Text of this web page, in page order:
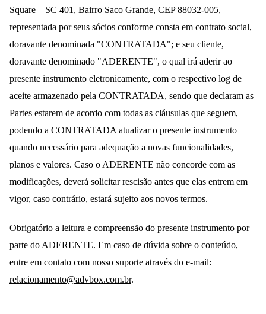
Square – SC 401, Bairro Saco Grande, CEP 88032-005,
representada por seus sócios conforme consta em contrato social,
doravante denominada "CONTRATADA"; e seu cliente,
doravante denominado "ADERENTE", o qual irá aderir ao
presente instrumento eletronicamente, com o respectivo log de
aceite armazenado pela CONTRATADA, sendo que declaram as
Partes estarem de acordo com todas as cláusulas que seguem,
podendo a CONTRATADA atualizar o presente instrumento
quando necessário para adequação a novas funcionalidades,
planos e valores. Caso o ADERENTE não concorde com as
modificações, deverá solicitar rescisão antes que elas entrem em
vigor, caso contrário, estará sujeito aos novos termos.
Obrigatório a leitura e compreensão do presente instrumento por
parte do ADERENTE. Em caso de dúvida sobre o conteúdo,
entre em contato com nosso suporte através do e-mail:
relacionamento@advbox.com.br.